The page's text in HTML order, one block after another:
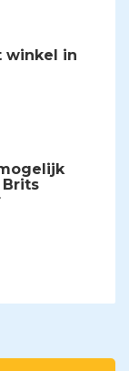
winkel in
Brits